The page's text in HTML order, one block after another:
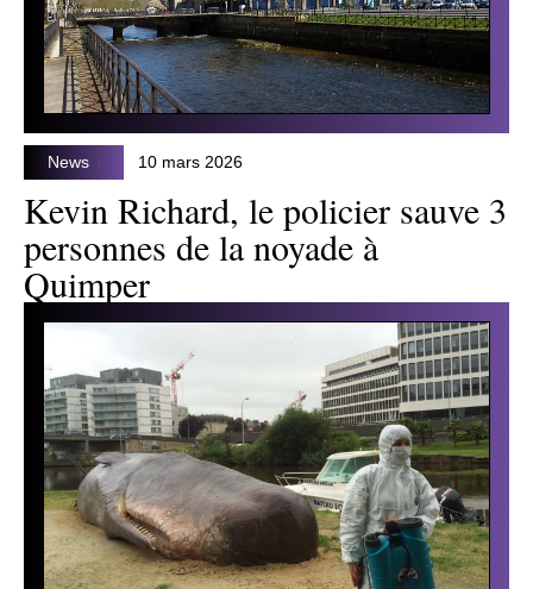
News 10 mars 2026
Kevin Richard, le policier sauve 3
personnes de la noyade à
Quimper